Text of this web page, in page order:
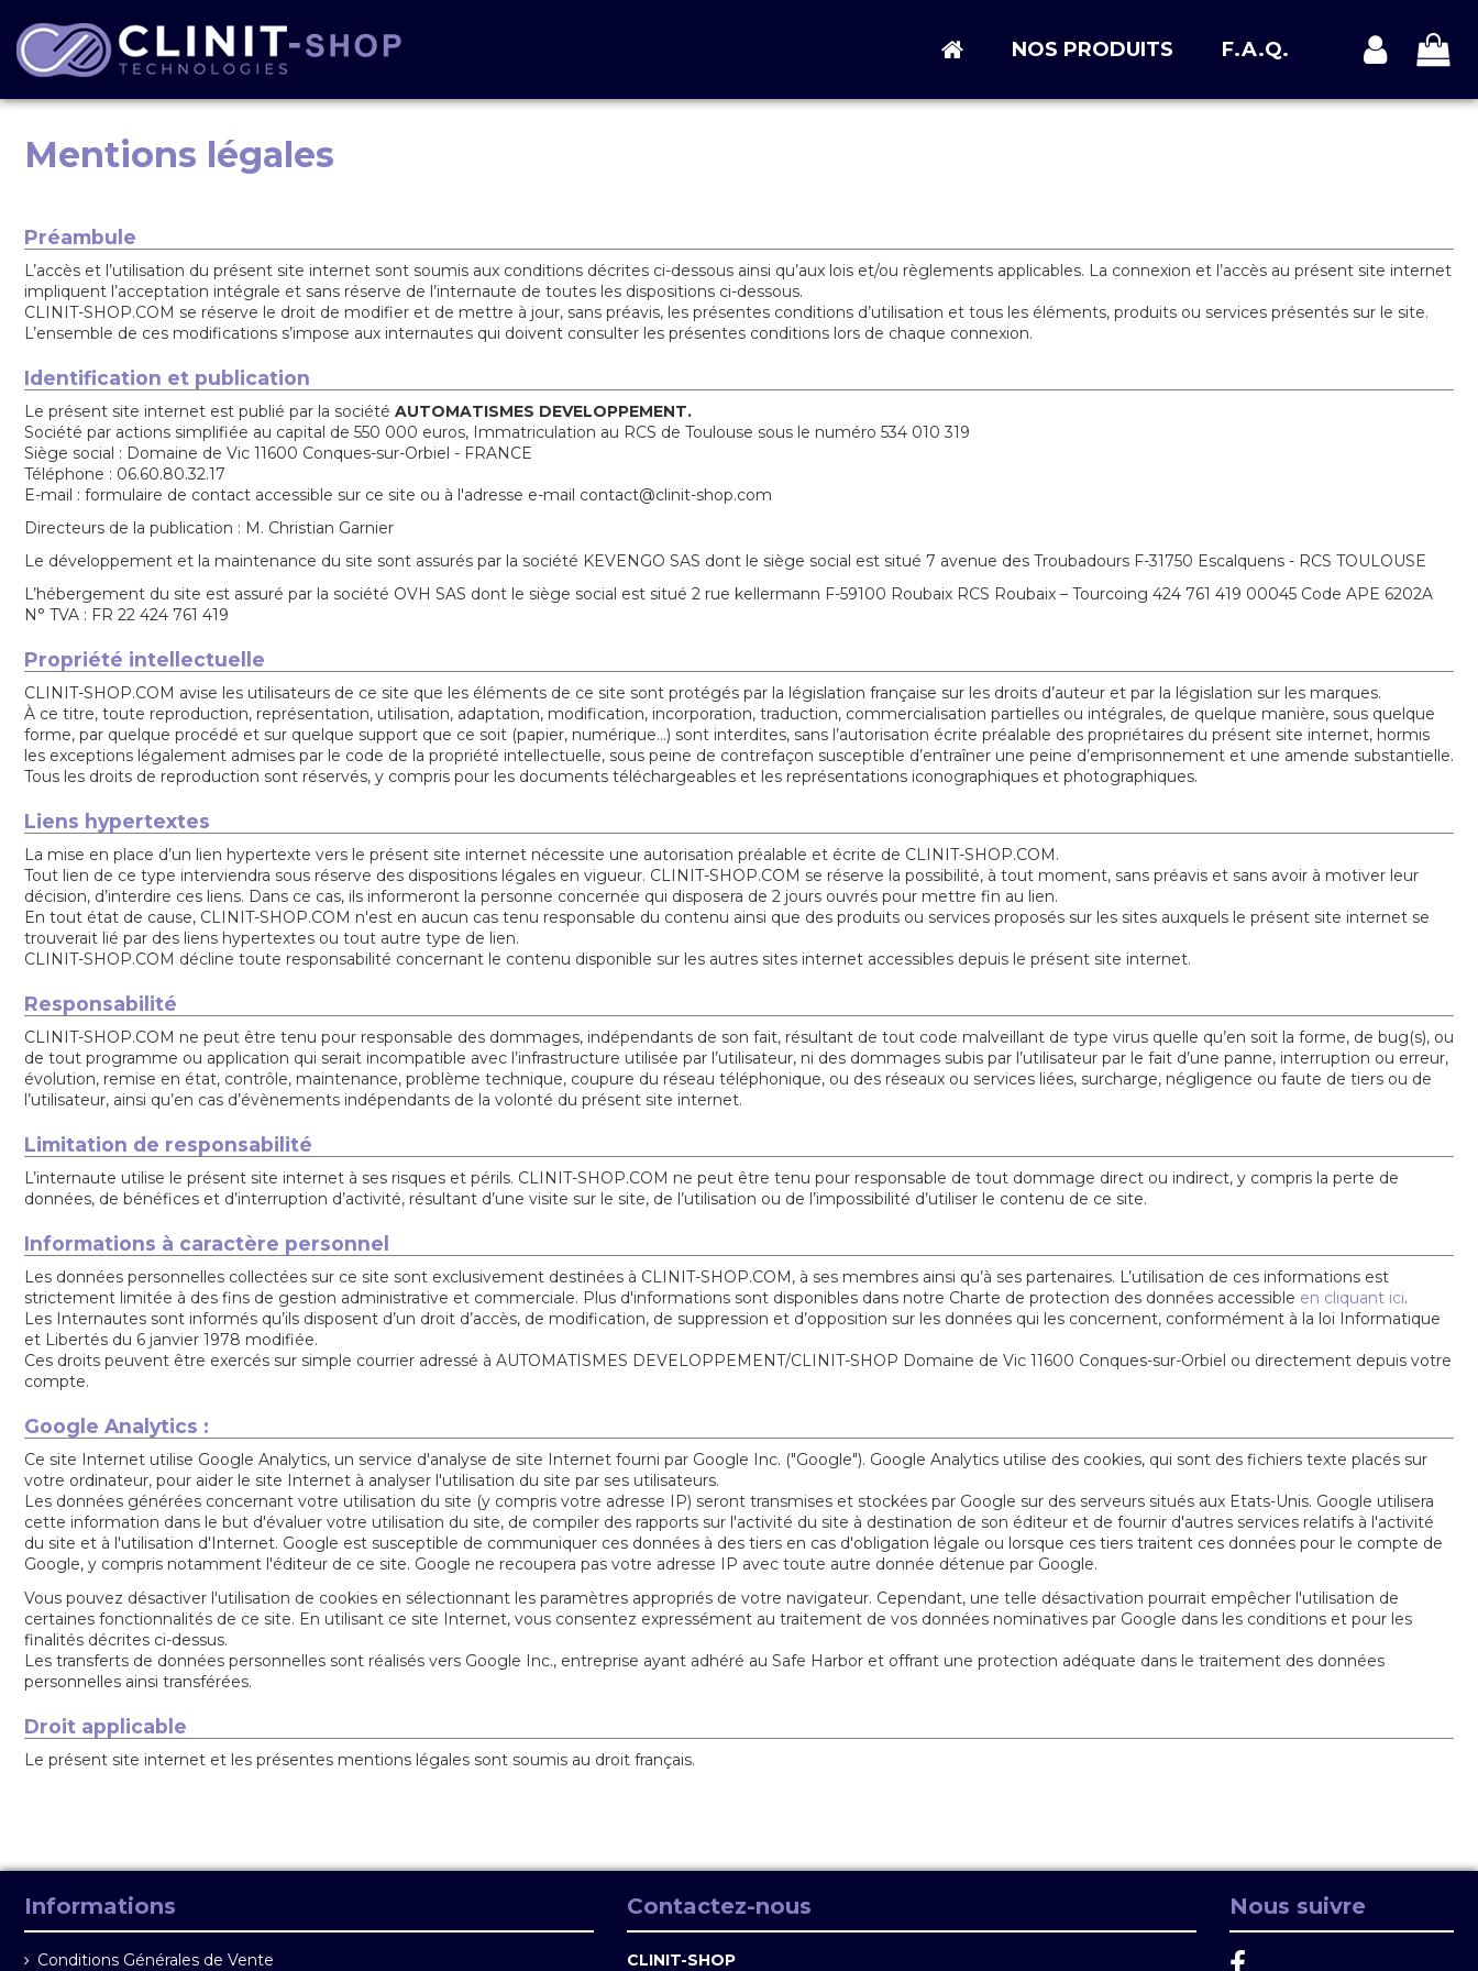
NOS PRODUITS F.A.Q.
Mentions légales
Préambule
L’accès et l’utilisation du présent site internet sont soumis aux conditions décrites ci-dessous ainsi qu’aux lois et/ou règlements applicables. La connexion et l’accès au présent site internet
impliquent l’acceptation intégrale et sans réserve de l’internaute de toutes les dispositions ci-dessous.
CLINIT-SHOP.COM se réserve le droit de modifier et de mettre à jour, sans préavis, les présentes conditions d’utilisation et tous les éléments, produits ou services présentés sur le site.
L’ensemble de ces modifications s’impose aux internautes qui doivent consulter les présentes conditions lors de chaque connexion.
Identification et publication
Le présent site internet est publié par la société AUTOMATISMES DEVELOPPEMENT.
Société par actions simplifiée au capital de 550 000 euros, Immatriculation au RCS de Toulouse sous le numéro 534 010 319
Siège social : Domaine de Vic 11600 Conques-sur-Orbiel - FRANCE
Téléphone : 06.60.80.32.17
E-mail : formulaire de contact accessible sur ce site ou à l'adresse e-mail contact@clinit-shop.com
Directeurs de la publication : M. Christian Garnier
Le développement et la maintenance du site sont assurés par la société KEVENGO SAS dont le siège social est situé 7 avenue des Troubadours F-31750 Escalquens - RCS TOULOUSE
L’hébergement du site est assuré par la société OVH SAS dont le siège social est situé 2 rue kellermann F-59100 Roubaix RCS Roubaix – Tourcoing 424 761 419 00045 Code APE 6202A
N° TVA : FR 22 424 761 419
Propriété intellectuelle
CLINIT-SHOP.COM avise les utilisateurs de ce site que les éléments de ce site sont protégés par la législation française sur les droits d’auteur et par la législation sur les marques.
À ce titre, toute reproduction, représentation, utilisation, adaptation, modification, incorporation, traduction, commercialisation partielles ou intégrales, de quelque manière, sous quelque
forme, par quelque procédé et sur quelque support que ce soit (papier, numérique…) sont interdites, sans l’autorisation écrite préalable des propriétaires du présent site internet, hormis
les exceptions légalement admises par le code de la propriété intellectuelle, sous peine de contrefaçon susceptible d’entraîner une peine d’emprisonnement et une amende substantielle.
Tous les droits de reproduction sont réservés, y compris pour les documents téléchargeables et les représentations iconographiques et photographiques.
Liens hypertextes
La mise en place d’un lien hypertexte vers le présent site internet nécessite une autorisation préalable et écrite de CLINIT-SHOP.COM.
Tout lien de ce type interviendra sous réserve des dispositions légales en vigueur. CLINIT-SHOP.COM se réserve la possibilité, à tout moment, sans préavis et sans avoir à motiver leur
décision, d’interdire ces liens. Dans ce cas, ils informeront la personne concernée qui disposera de 2 jours ouvrés pour mettre fin au lien.
En tout état de cause, CLINIT-SHOP.COM n'est en aucun cas tenu responsable du contenu ainsi que des produits ou services proposés sur les sites auxquels le présent site internet se
trouverait lié par des liens hypertextes ou tout autre type de lien.
CLINIT-SHOP.COM décline toute responsabilité concernant le contenu disponible sur les autres sites internet accessibles depuis le présent site internet.
Responsabilité
CLINIT-SHOP.COM ne peut être tenu pour responsable des dommages, indépendants de son fait, résultant de tout code malveillant de type virus quelle qu’en soit la forme, de bug(s), ou
de tout programme ou application qui serait incompatible avec l’infrastructure utilisée par l’utilisateur, ni des dommages subis par l’utilisateur par le fait d’une panne, interruption ou erreur,
évolution, remise en état, contrôle, maintenance, problème technique, coupure du réseau téléphonique, ou des réseaux ou services liées, surcharge, négligence ou faute de tiers ou de
l’utilisateur, ainsi qu’en cas d’évènements indépendants de la volonté du présent site internet.
Limitation de responsabilité
L’internaute utilise le présent site internet à ses risques et périls. CLINIT-SHOP.COM ne peut être tenu pour responsable de tout dommage direct ou indirect, y compris la perte de
données, de bénéfices et d’interruption d’activité, résultant d’une visite sur le site, de l’utilisation ou de l’impossibilité d’utiliser le contenu de ce site.
Informations à caractère personnel
Les données personnelles collectées sur ce site sont exclusivement destinées à CLINIT-SHOP.COM, à ses membres ainsi qu’à ses partenaires. L’utilisation de ces informations est
strictement limitée à des fins de gestion administrative et commerciale. Plus d'informations sont disponibles dans notre Charte de protection des données accessible en cliquant ici.
Les Internautes sont informés qu’ils disposent d’un droit d’accès, de modification, de suppression et d’opposition sur les données qui les concernent, conformément à la loi Informatique
et Libertés du 6 janvier 1978 modifiée.
Ces droits peuvent être exercés sur simple courrier adressé à AUTOMATISMES DEVELOPPEMENT/CLINIT-SHOP Domaine de Vic 11600 Conques-sur-Orbiel ou directement depuis votre
compte.
Google Analytics :
Ce site Internet utilise Google Analytics, un service d'analyse de site Internet fourni par Google Inc. ("Google"). Google Analytics utilise des cookies, qui sont des fichiers texte placés sur
votre ordinateur, pour aider le site Internet à analyser l'utilisation du site par ses utilisateurs.
Les données générées concernant votre utilisation du site (y compris votre adresse IP) seront transmises et stockées par Google sur des serveurs situés aux Etats-Unis. Google utilisera
cette information dans le but d'évaluer votre utilisation du site, de compiler des rapports sur l'activité du site à destination de son éditeur et de fournir d'autres services relatifs à l'activité
du site et à l'utilisation d'Internet. Google est susceptible de communiquer ces données à des tiers en cas d'obligation légale ou lorsque ces tiers traitent ces données pour le compte de
Google, y compris notamment l'éditeur de ce site. Google ne recoupera pas votre adresse IP avec toute autre donnée détenue par Google.
Vous pouvez désactiver l'utilisation de cookies en sélectionnant les paramètres appropriés de votre navigateur. Cependant, une telle désactivation pourrait empêcher l'utilisation de
certaines fonctionnalités de ce site. En utilisant ce site Internet, vous consentez expressément au traitement de vos données nominatives par Google dans les conditions et pour les
finalités décrites ci-dessus.
Les transferts de données personnelles sont réalisés vers Google Inc., entreprise ayant adhéré au Safe Harbor et offrant une protection adéquate dans le traitement des données
personnelles ainsi transférées.
Droit applicable
Le présent site internet et les présentes mentions légales sont soumis au droit français.
Informations
Conditions Générales de Vente
Contactez-nous
CLINIT-SHOP
Nous suivre